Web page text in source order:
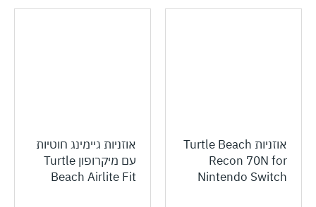
אוזניות Turtle Beach
Recon 70N for
Nintendo Switch
אוזניות גיימינג חוטיות
עם מיקרופון Turtle
Beach Airlite Fit